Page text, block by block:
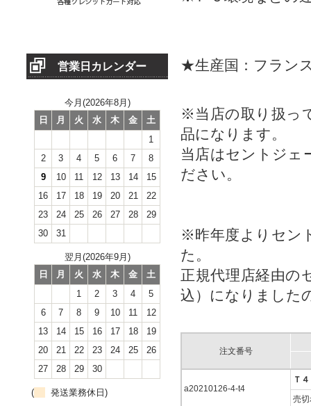
営業日カレンダー
今月(2026年8月)
日
月 火 水 木 金
土
1
2
3 4 5 6 7
8
9
10 11 12 13 14
15
16
17 18 19 20 21
22
23
24 25 26 27 28
29
30
31
翌月(2026年9月)
日
月 火 水 木 金
土
1
2 3 4
5
6
7 8 9 10 11
12
13
14 15 16 17 18
19
20
21 22 23 24 25
26
27
28 29 30
( 発送業務休日)
★生産国：フラン
※当店の取り扱っ
品になります。
当店はセントジェ
ださい。
※昨年度よりセン
た。
正規代理店経由の
込）になりました
注文番号
a20210126-4-t4
Ｔ
売